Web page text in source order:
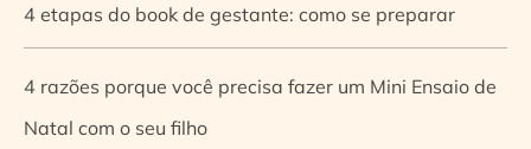
4 etapas do book de gestante: como se preparar
4 razões porque você precisa fazer um Mini Ensaio de
Natal com o seu filho